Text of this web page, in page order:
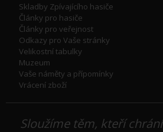
Skladby Zpívajícího hasiče
Články pro hasiče
Články pro veřejnost
Odkazy pro Vaše stránky
Velikostní tabulky
Muzeum
Vaše náměty a přípomínky
Vrácení zboží
Sloužíme těm, kteří